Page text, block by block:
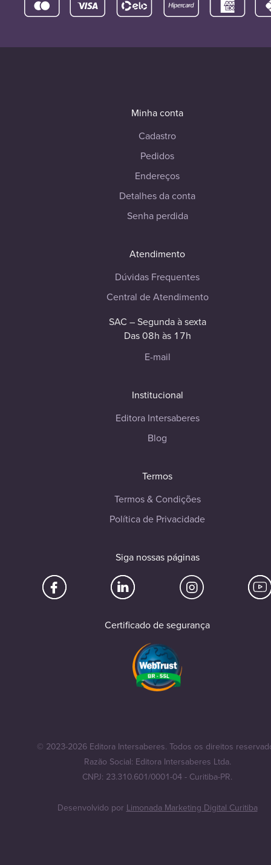
Minha conta
Cadastro
Pedidos
Endereços
Detalhes da conta
Senha perdida
Atendimento
Dúvidas Frequentes
Central de Atendimento
SAC – Segunda à sexta
Das 08h às 17h
E-mail
Institucional
Editora Intersaberes
Blog
Termos
Termos & Condições
Política de Privacidade
Siga nossas páginas
Certificado de segurança
© 2023-2026 Editora Intersaberes. Todos os direitos
Razão Social: Editora Intersaberes Ltda.
CNPJ: 23.310.601/0001-04 - Curitiba-PR.
Desenvolvido por Limonada Marketing Digital Curitiba